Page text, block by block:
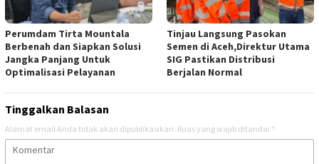
Perumdam Tirta Mountala
Berbenah dan Siapkan Solusi
Jangka Panjang Untuk
Optimalisasi Pelayanan
Tinjau Langsung Pasokan
Semen di Aceh,Direktur Utama
SIG Pastikan Distribusi
Berjalan Normal
Tinggalkan Balasan
Alamat email Anda tidak akan dipublikasikan. Ruas yang wajib ditandai *